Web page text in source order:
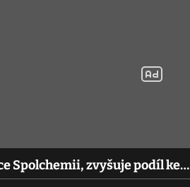
Spolchemii, zvyšuje podíl ke…